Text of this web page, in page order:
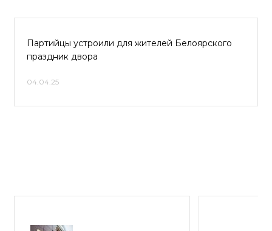
Партийцы устроили для жителей Белоярского
праздник двора
04.04.25